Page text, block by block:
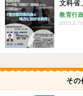
文科省
教育行
2023.2.7(
その